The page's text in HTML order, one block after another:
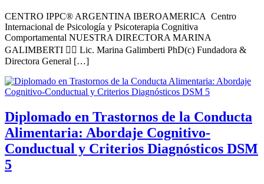
CENTRO IPPC® ARGENTINA IBEROAMERICA Centro
Internacional de Psicología y Psicoterapia Cognitiva
Comportamental NUESTRA DIRECTORA MARINA
GALIMBERTI 👩‍⚕️ Lic. Marina Galimberti PhD(c) Fundadora &
Directora General […]
Diplomado en Trastornos de la Conducta
Alimentaria: Abordaje Cognitivo-
Conductual y Criterios Diagnósticos DSM
5